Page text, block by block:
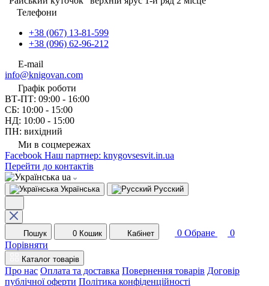
Телефони
+38 (067) 13-81-599
+38 (096) 62-96-212
E-mail
info@knigovan.com
Графік роботи
ВТ-ПТ: 09:00 - 16:00
СБ: 10:00 - 15:00
НД: 10:00 - 15:00
ПН: вихідний
Ми в соцмережах
Facebook Наш партнер: knygovsesvit.in.ua
Перейти до контактів
ua
Українська Русский
Пошук 0 Кошик Кабінет 0 Обране
0
Порівняти
Каталог товарів
Про нас Оплата та доставка Повернення товарів Договір
публічної оферти Політика конфіденційності